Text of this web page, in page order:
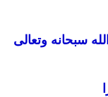
سبحانه وتعالى